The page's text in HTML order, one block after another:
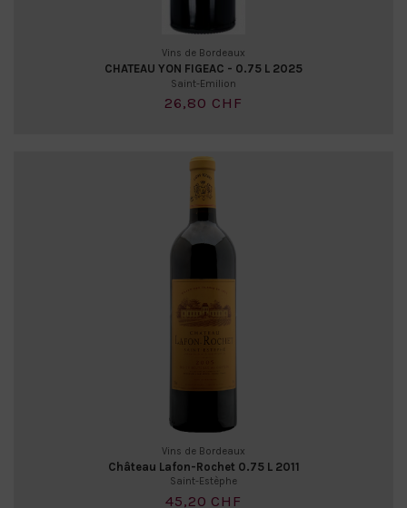
Vins de Bordeaux
CHATEAU YON FIGEAC - 0.75 L 2025
Saint-Emilion
26,80 CHF
Vins de Bordeaux
Château Lafon-Rochet 0.75 L 2011
Saint-Estèphe
45,20 CHF